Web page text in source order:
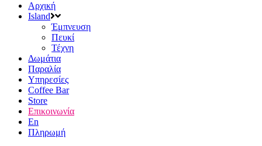
Αρχική
Island
Έμπνευση
Πευκί
Τέχνη
Δωμάτια
Παραλία
Υπηρεσίες
Coffee Bar
Store
Επικοινωνία
En
Πληρωμή